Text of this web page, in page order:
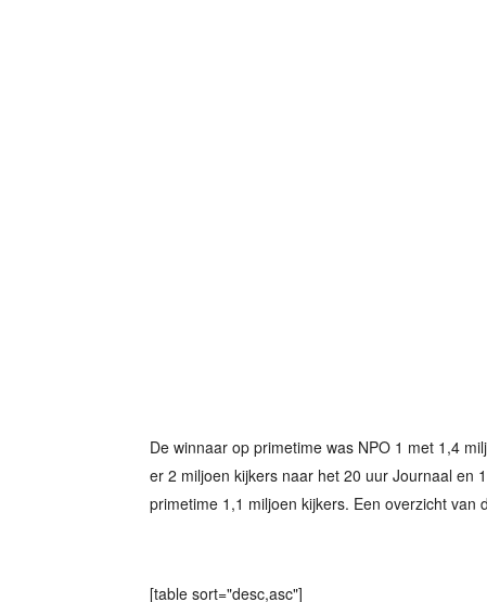
De winnaar op primetime was NPO 1 met 1,4
er 2 miljoen kijkers naar het 20 uur Journaal en
primetime 1,1 miljoen kijkers. Een overzicht van
[table sort="desc,asc"]